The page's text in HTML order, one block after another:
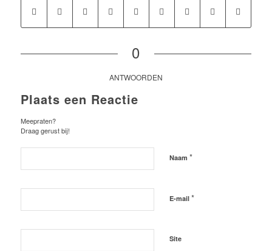
0
ANTWOORDEN
Plaats een Reactie
Meepraten?
Draag gerust bij!
Naam *
E-mail *
Site